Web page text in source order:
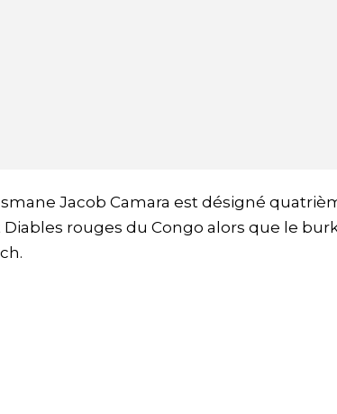
Jacob Camara est désigné
rouges du Congo alors que le